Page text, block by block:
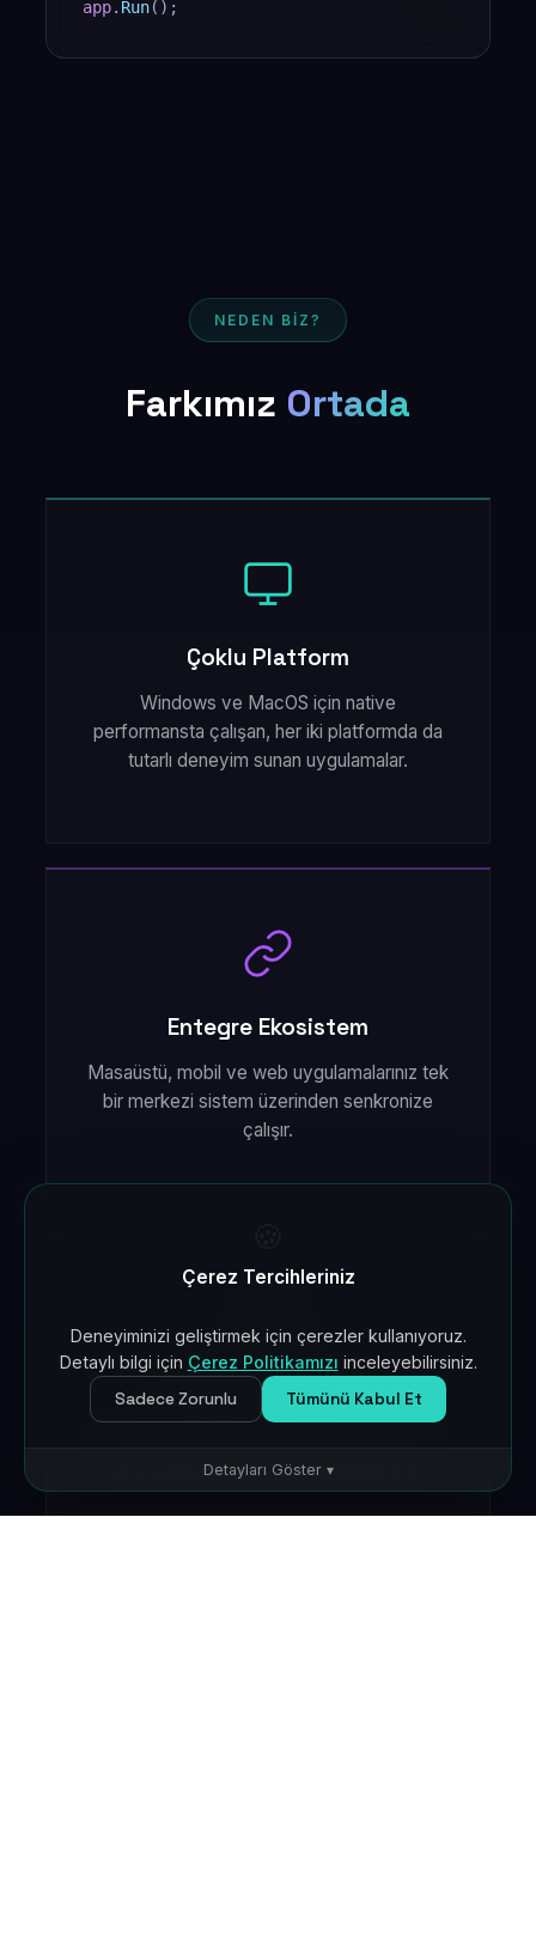
app. Run();
NEDEN BİZ?
Farkımız Ortada
Çoklu Platform
Windows ve MacOS için native
performansta çalışan, her iki platformda da
tutarlı deneyim sunan uygulamalar.
Entegre Ekosistem
Masaüstü, mobil ve web uygulamalarınız tek
bir merkezi sistem üzerinden senkronize
çalışır.
Native Performans
akıcı çalışan profesyonel uygulamalar.
Çerez Tercihleriniz
Deneyiminizi geliştirmek için çerezler kullanıyoruz.
Detaylı bilgi için Çerez Politikamızı inceleyebilirsiniz.
Sadece Zorunlu
Tümünü Kabul Et
🔒 Zorunlu ÇerezlerDetayları Göster ▾